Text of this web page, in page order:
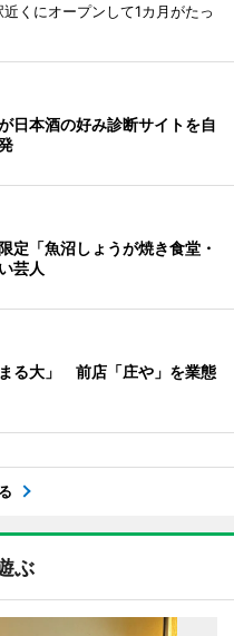
くにオープンして1カ月がたっ
日本酒の好み診断サイトを自
定「魚沼しょうが焼き食堂・
芸人
る大」 前店「庄や」を業態
ぶ